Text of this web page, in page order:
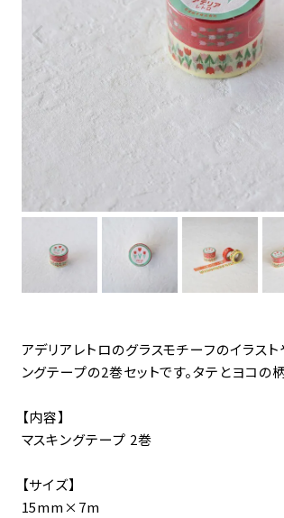
アデリアレトロのグラスモチーフのイラス
ングテープの2巻セットです。タテとヨコ
【内容】
マスキングテープ 2巻
【サイズ】
15mm×7m